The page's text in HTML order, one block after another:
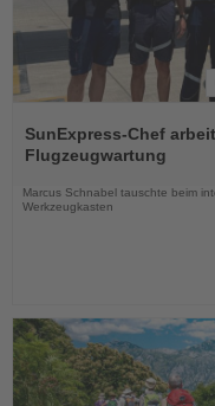
Sie
die
Nachrichten
SunExpress-Chef
Flugzeugwartung
Marcus Schnabel tauschte beim
Werkzeugkasten